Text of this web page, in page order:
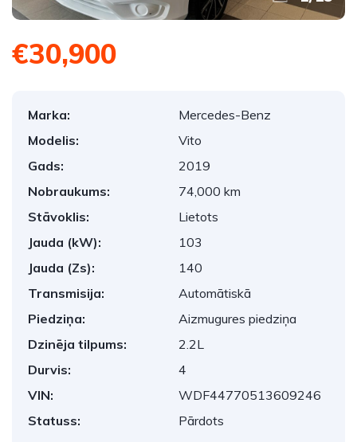
€30,900
Marka:
Mercedes-Benz
Modelis:
Vito
Gads:
2019
Nobraukums:
74,000 km
Stāvoklis:
Lietots
Jauda (kW):
103
Jauda (Zs):
140
Transmisija:
Automātiskā
Piedziņa:
Aizmugures piedziņa
Dzinēja tilpums:
2.2L
Durvis:
4
VIN:
WDF44770513609246
Statuss:
Pārdots